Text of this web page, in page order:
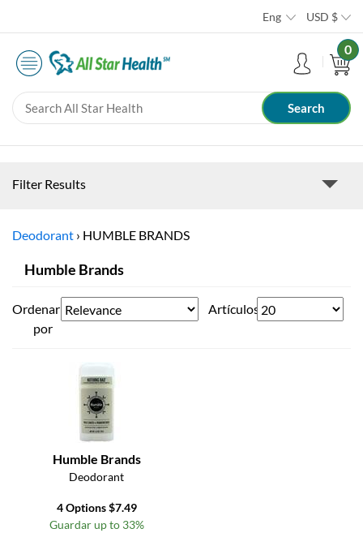
Eng USD $
0
Filter Results
Deodorant › HUMBLE BRANDS
Humble Brands
Ordenar
por
Artículos
Humble Brands
Deodorant
4 Options $7.49
Guardar up to 33%